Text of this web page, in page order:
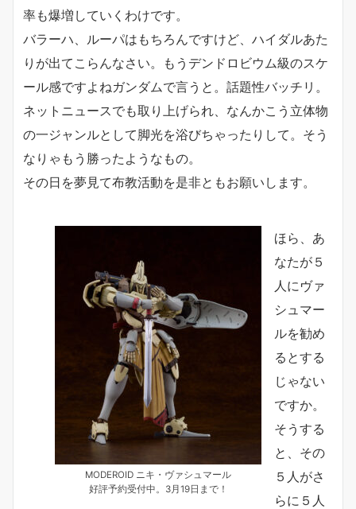
率も爆増していくわけです。
バラーハ、ルーパはもちろんですけど、ハイダルあた
りが出てこらんなさい。もうデンドロビウム級のスケ
ール感ですよねガンダムで言うと。話題性バッチリ。
ネットニュースでも取り上げられ、なんかこう立体物
の一ジャンルとして脚光を浴びちゃったりして。そう
なりゃもう勝ったようなもの。
その日を夢見て布教活動を是非ともお願いします。
MODEROID ニキ・ヴァシュマール
好評予約受付中。3月19日まで！
ほら、あ
なたが５
人にヴァ
シュマー
ルを勧め
るとする
じゃない
ですか。
そうする
と、その
５人がさ
らに５人